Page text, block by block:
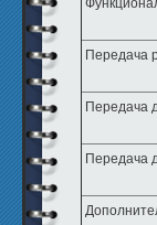
Передача
Передача
Передача